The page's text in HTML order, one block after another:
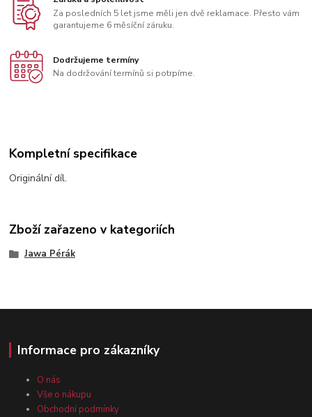
Za posledních 5 let jsme měli jen dvě reklamace. Přesto vám
garantujeme 6 měsíční záruku.
Dodržujeme termíny
Na dodržování termínů si potrpíme.
Kompletní specifikace
Originální díl.
Zboží zařazeno v kategoriích
Jawa Pérák
Informace pro zákazníky
O nás
Vše o nákupu
Obchodní podmínky